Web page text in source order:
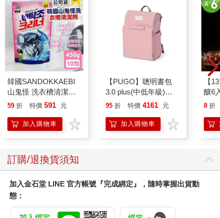
韓國SANDOKKAEBI
山鬼怪 洗衣槽清潔劑
450公克-10包組
59 折 特價 591 元
加入購物車
【PUGO】聰明書包
3.0 plus(中低年級)藕
粉 全新進化玩美上市
95 折 特價 4161 元
加入購物車
【
釀6
8 折
訂購/退換貨須知
加入金石堂 LINE 官方帳號『完成綁定』，隨時掌握出貨動
態：